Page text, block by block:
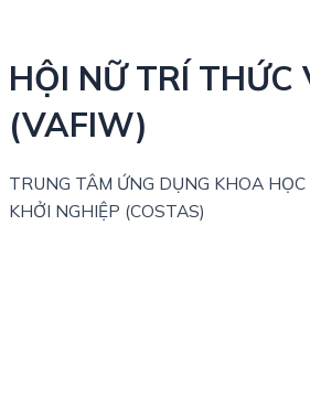
HỘI NỮ TRÍ THỨC
(VAFIW)
TRUNG TÂM ỨNG DỤNG KHOA
KHỞI NGHIỆP (COSTAS)